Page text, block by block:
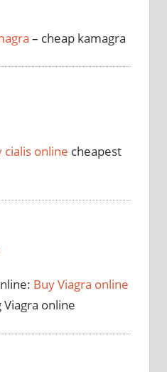
– cheap kamagra
cialis online cheapest
Buy Viagra online
online